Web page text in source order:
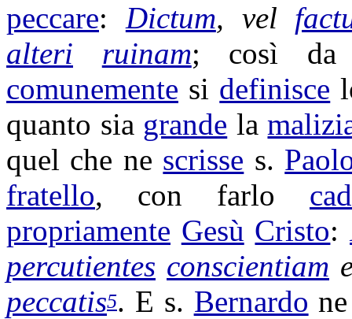
peccare: Dictum, vel
alteri
ruinam; così
comunemente si definisce
quanto sia grande la
quel che ne scrisse s.
fratello, con farlo
propriamente Gesù Cristo:
percutientes conscientiam
peccatis5. E s. Bernardo